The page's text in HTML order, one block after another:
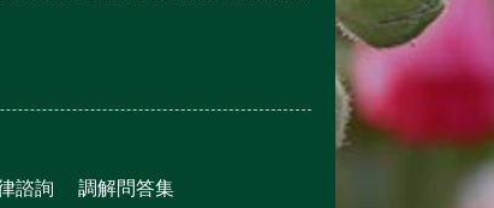
諮詢 調解問答集